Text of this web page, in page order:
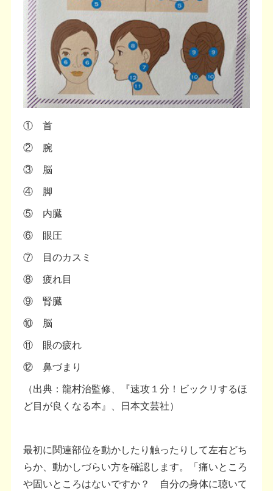
① 首
② 腕
③ 脳
④ 脚
⑤ 内臓
⑥ 眼圧
⑦ 目のカスミ
⑧ 疲れ目
⑨ 腎臓
⑩ 脳
⑪ 眼の疲れ
⑫ 鼻づまり
（出典：龍村治監修、『速攻１分！ビックリするほ
ど目が良くなる本』、日本文芸社）
最初に関連部位を動かしたり触ったりして左右どち
らか、動かしづらい方を確認します。「痛いところ
や固いところはないですか？ 自分の身体に聴いて